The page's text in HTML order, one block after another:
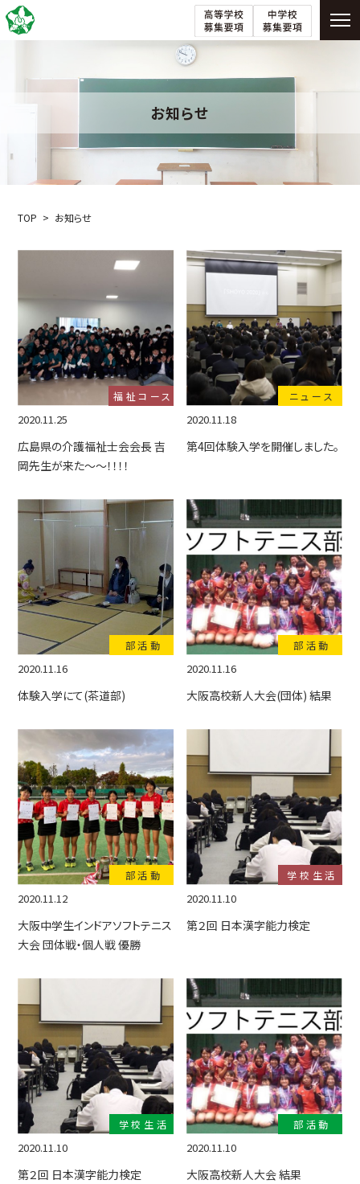
お知らせ
TOP お知らせ
福祉コース
2020.11.25
広島県の介護福祉士会会長 吉
岡先生が来た～～！！！！
ニュース
2020.11.18
第4回体験入学を開催しました。
部活動
2020.11.16
体験入学にて(茶道部)
部活動
2020.11.16
大阪高校新人大会(団体) 結果
部活動
2020.11.12
大阪中学生インドアソフトテニス
大会 団体戦・個人戦 優勝
学校生活
2020.11.10
第２回 日本漢字能力検定
学校生活
2020.11.10
第２回 日本漢字能力検定
部活動
2020.11.10
大阪高校新人大会 結果